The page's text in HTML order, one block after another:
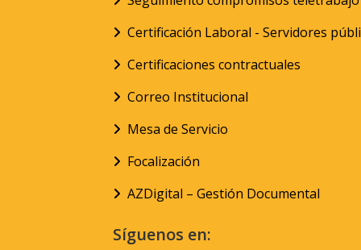
Certificación Laboral - Servidores
Certificaciones contractuales
Correo Institucional
Mesa de Servicio
Focalización
AZDigital – Gestión Documental
Síguenos en: